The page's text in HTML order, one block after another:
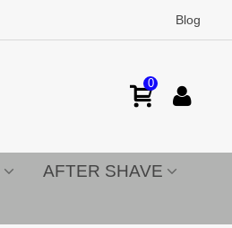
Blog
0
AFTER SHAVE